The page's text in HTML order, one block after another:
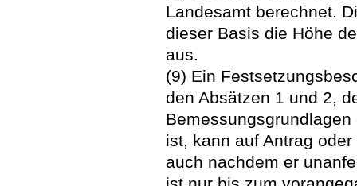
Landesamt berechnet.
dieser Basis die Höhe
aus.
(9) Ein
den Absätzen 1 und 2,
ist, kann auf Antrag
auch nachdem er